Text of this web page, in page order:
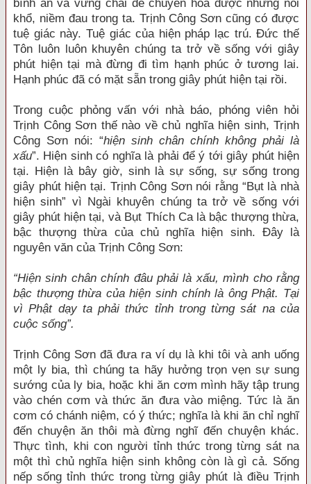
bình an và vững chãi để chuyển hóa được những nỗi
khổ, niềm đau trong ta. Trịnh Công Sơn cũng có được
tuệ giác này. Tuệ giác của hiện pháp lạc trú. Đức thế
Tôn luôn luôn khuyên chúng ta trở về sống với giây
phút hiện tại mà đừng đi tìm hạnh phúc ở tương lai.
Hạnh phúc đã có mặt sẵn trong giây phút hiện tại rồi.
Trong cuộc phỏng vấn với nhà báo, phóng viên hỏi
Trịnh Công Sơn thế nào về chủ nghĩa hiện sinh, Trịnh
Công Sơn nói: “hiện sinh chân chính không phải là
xấu”. Hiện sinh có nghĩa là phải để ý tới giây phút hiện
tại. Hiện là bây giờ, sinh là sự sống, sự sống trong
giây phút hiện tại. Trịnh Công Sơn nói rằng “Bụt là nhà
hiện sinh” vì Ngài khuyên chúng ta trở về sống với
giây phút hiện tại, và Bụt Thích Ca là bậc thượng thừa,
bậc thượng thừa của chủ nghĩa hiện sinh. Đây là
nguyên văn của Trịnh Công Sơn:
“Hiện sinh chân chính đâu phải là xấu, mình cho rằng
bậc thượng thừa của hiện sinh chính là ông Phật. Tại
vì Phật dạy ta phải thức tỉnh trong từng sát na của
cuộc sống”.
Trịnh Công Sơn đã đưa ra ví dụ là khi tôi và anh uống
một ly bia, thì chúng ta hãy hưởng trọn vẹn sự sung
sướng của ly bia, hoặc khi ăn cơm mình hãy tập trung
vào chén cơm và thức ăn đưa vào miệng. Tức là ăn
cơm có chánh niệm, có ý thức; nghĩa là khi ăn chỉ nghĩ
đến chuyện ăn thôi mà đừng nghĩ đến chuyện khác.
Thực tình, khi con người tỉnh thức trong từng sát na
một thì chủ nghĩa hiện sinh không còn là gì cả. Sống
nếp sống tỉnh thức trong từng giây phút là điều Trịnh